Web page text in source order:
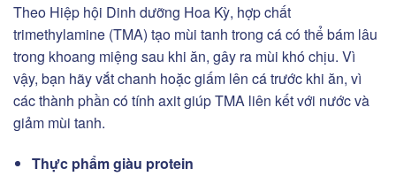
Theo Hiệp hội Dinh dưỡng Hoa Kỳ, hợp chất
trimethylamine (TMA) tạo mùi tanh trong cá có thể bám lâu
trong khoang miệng sau khi ăn, gây ra mùi khó chịu. Vì
vậy, bạn hãy vắt chanh hoặc giấm lên cá trước khi ăn, vì
các thành phần có tính axit giúp TMA liên kết với nước và
giảm mùi tanh.
Thực phẩm giàu protein